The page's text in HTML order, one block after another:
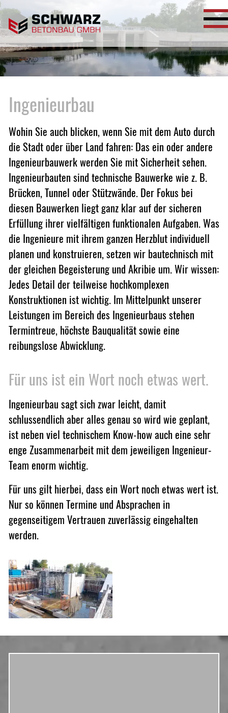
Ingenieurbau
Wohin Sie auch blicken, wenn Sie mit dem Auto durch
die Stadt oder über Land fahren: Das ein oder andere
Ingenieurbauwerk werden Sie mit Sicherheit sehen.
Ingenieurbauten sind technische Bauwerke wie z. B.
Brücken, Tunnel oder Stützwände. Der Fokus bei
diesen Bauwerken liegt ganz klar auf der sicheren
Erfüllung ihrer vielfältigen funktionalen Aufgaben. Was
die Ingenieure mit ihrem ganzen Herzblut individuell
planen und konstruieren, setzen wir bautechnisch mit
der gleichen Begeisterung und Akribie um. Wir wissen:
Jedes Detail der teilweise hochkomplexen
Konstruktionen ist wichtig. Im Mittelpunkt unserer
Leistungen im Bereich des Ingenieurbaus stehen
Termin­treue, höchste Bau­qualität sowie eine
reibungs­lose Ab­wicklung.
Für uns ist ein Wort noch etwas wert.
Ingenieurbau sagt sich zwar leicht, damit
schlussendlich aber alles genau so wird wie geplant,
ist neben viel technischem Know-how auch eine sehr
enge Zusammen­arbeit mit dem jeweiligen Ingenieur-
Team enorm wichtig.
Für uns gilt hierbei, dass ein Wort noch etwas wert ist.
Nur so können Termine und Absprachen in
gegenseitigem Vertrauen zuverlässig eingehalten
werden.